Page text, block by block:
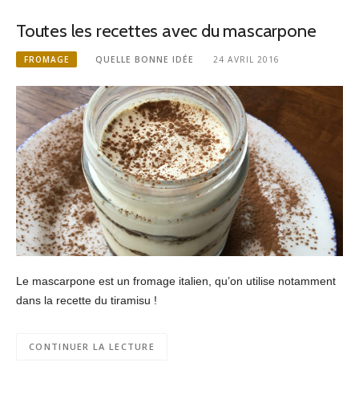
Toutes les recettes avec du mascarpone
FROMAGE QUELLE BONNE IDÉE 24 AVRIL 2016
Le mascarpone est un fromage italien, qu’on utilise notamment
dans la recette du tiramisu !
CONTINUER LA LECTURE